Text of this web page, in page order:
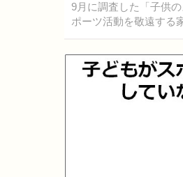
9月に調査した「子供
ポーツ活動を敬遠する